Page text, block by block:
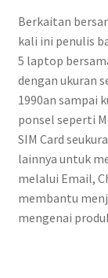
Berkaitan
kali ini penulis
5 laptop
dengan ukuran
1990an sampai
ponsel seperti
SIM Card
lainnya untuk
melalui Email,
membantu
mengenai